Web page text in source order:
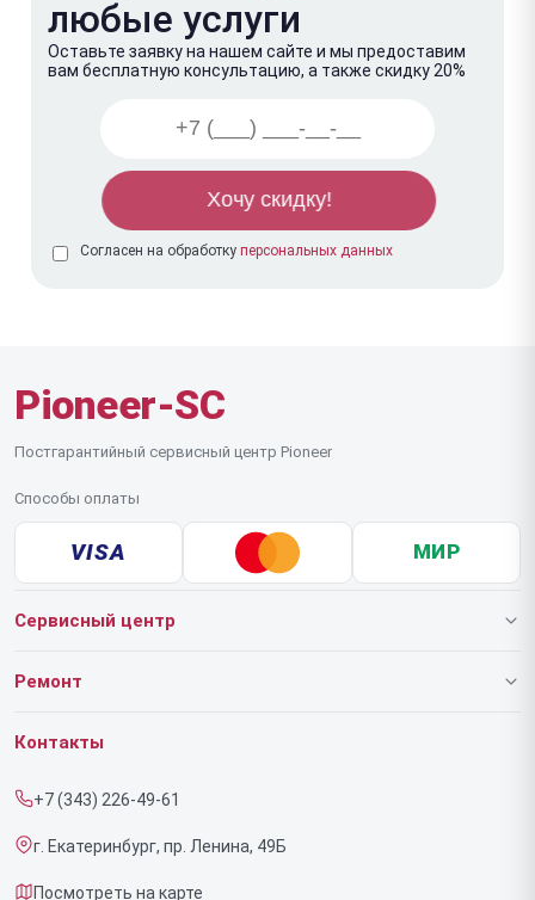
любые услуги
Оставьте заявку на нашем сайте и мы предоставим
вам бесплатную консультацию, а также скидку 20%
Согласен на обработку персональных данных
Pioneer-SC
Постгарантийный сервисный центр Pioneer
Способы оплаты
VISA МИР
Сервисный центр
О нашем сервисе
Срочный ремонт
Доставка и способы оплаты
Ремонт
Роботов-пылесосов
Контакты
+7 (343) 226-49-61
г. Екатеринбург, пр. Ленина, 49Б
Посмотреть на карте